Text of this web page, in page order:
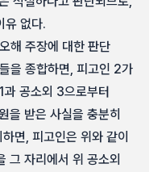
유 없다.
해 주장에 대한 판단
을 종합하면, 피고인 2가
과 공소외 3으로부터
을 받은 사실을 충분히
면, 피고인은 위와 같이
그 자리에서 위 공소외